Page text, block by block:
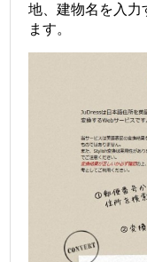
地、建物名を入力
ます。